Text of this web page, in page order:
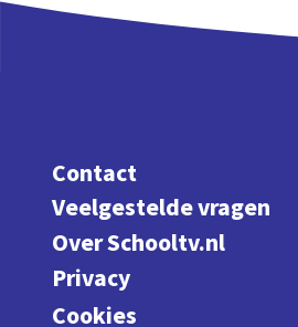
Contact
Veelgestelde vragen
Over Schooltv.nl
Privacy
Cookies